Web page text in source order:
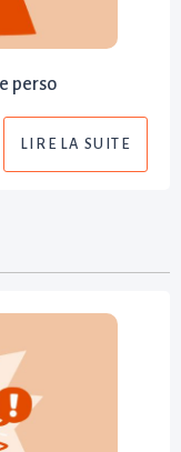
perso
LIRE LA SUITE